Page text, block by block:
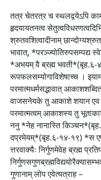
तत्र चेतरत्र च स्थलद्वयेऽपि
हृदयायतनत्व
श्रुतवशित्वादीनाम्
भावात्, *परञ्ज्योतिरुपसम्पद्य
*अभयम् वै ब्रह्म भवती*(बृह.६-४-
रूपफलसम्योगाविशेषाच्च ।
परमात्मधर्मसद्भावात्
वाजसनेयके तु आकाशे शयान एव
परमात्मत्वम् आकाशस्य तु
ननु *नेह नानास्ति
दप्रमेयम्*(बृह.६-१४-१९) *स एष
त्तरवाक्यैः निर्गुणमेवेह ब्रह्म
गुणानाम् लोप एवेत्यत्राह –